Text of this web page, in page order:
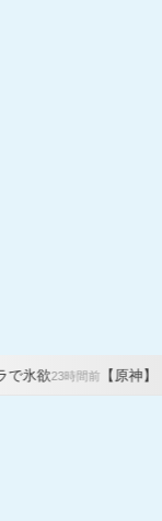
原神】サンド八重七七